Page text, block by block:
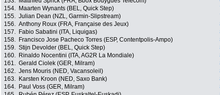
154.
Maarten Wynants (BEL, Quick Step)
155. Julian Dean (NZL, Garmin-Slipstream)
156. Anthony Roux (FRA, Française des Jeux)
157.
Fabio Sabatini (ITA, Liquigas)
158.
Francisco Jose Pacheco Torres (ESP, Contentpolis-Ampo)
159. Stijn Devolder (BEL, Quick Step)
160.
Rinaldo Nocentini (ITA, AG2R La Mondiale)
161. Gerald Ciolek (GER, Milram)
162. Jens Mouris (NED, Vacansoleil)
163.
Karsten Kroon (NED, Saxo Bank)
164.
Paul Voss (GER, Milram)